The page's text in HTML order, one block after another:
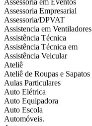
Assessoria em Eventos
Assessoria Empresarial
Assessoria/DPVAT
Assistencia em Ventiladores
Assistência Técnica
Assistência Técnica em
Assistência Veicular
Ateliê
Ateliê de Roupas e Sapatos
Aulas Particulares
Auto Elétrica
Auto Equipadora
Auto Escola
Automóveis.